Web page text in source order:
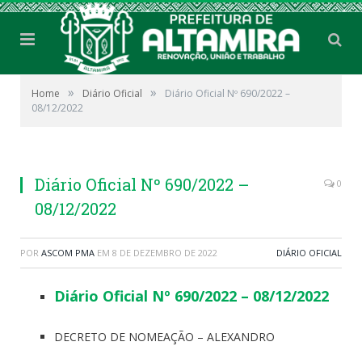
Home » Diário Oficial »
Diário Oficial Nº 690/2022 –
08/12/2022
Diário Oficial Nº 690/2022 –
08/12/2022
0
POR ASCOM PMA EM 8 DE DEZEMBRO DE 2022 DIÁRIO OFICIAL
Diário Oficial Nº 690/2022 – 08/12/2022
DECRETO DE NOMEAÇÃO – ALEXANDRO